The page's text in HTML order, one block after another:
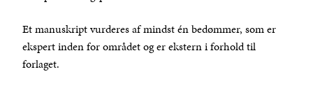
Et manuskript vurderes af mindst én bedømmer, som er
ekspert inden for området og er ekstern i forhold til
forlaget.